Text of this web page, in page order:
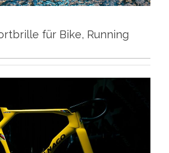
für Bike, Running